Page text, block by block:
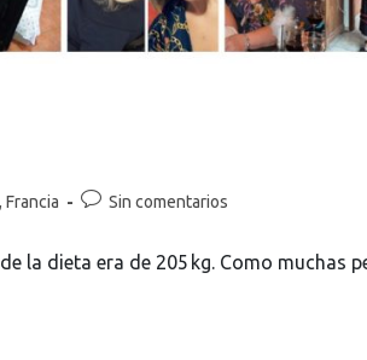
Francia Sin comentarios
la dieta era de 205 kg. Como muchas